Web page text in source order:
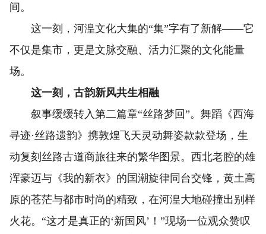
间。
这一刻，河湟文化大集的“集”字有了新解——它
不仅是集市，更是文脉交融、活力汇聚的文化能量
场。
这一刻，古韵新风共生相融
叙事缓缓转入第二篇章“丝路梦回”。舞蹈《西海
寻迹·丝路遗韵》携敦煌飞天灵动舞姿款款登场，生
动复刻丝路古道商旅往来的繁华图景。西北老腔的雄
浑豪迈与《我的新衣》的国潮旋律同台交锋，黄土高
原的苍茫与都市时尚的精致，在河湟大地碰撞出别样
火花。“这才是真正的‘新国风’！”现场一位观众赞叹